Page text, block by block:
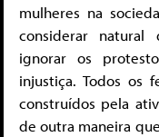
mulheres na
considerar
ignorar os
injustiça. Todos os
construídos pela
de outra maneira